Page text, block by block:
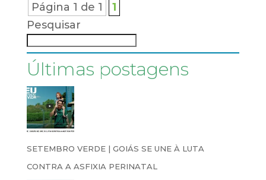
Página 1 de 1
1
Pesquisar
Últimas postagens
SETEMBRO VERDE | GOIÁS SE UNE À LUTA
CONTRA A ASFIXIA PERINATAL